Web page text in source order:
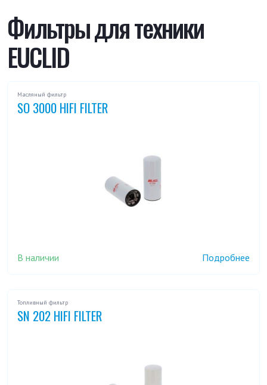
R 50-324 LD
R 65
Фильтры для техники
EUCLID
Масляный фильтр
SO 3000 HIFI FILTER
В наличии Подробнее
Топливный фильтр
SN 202 HIFI FILTER